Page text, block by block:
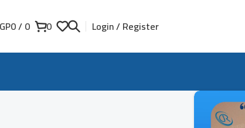
Login / Register
0
0
/
0